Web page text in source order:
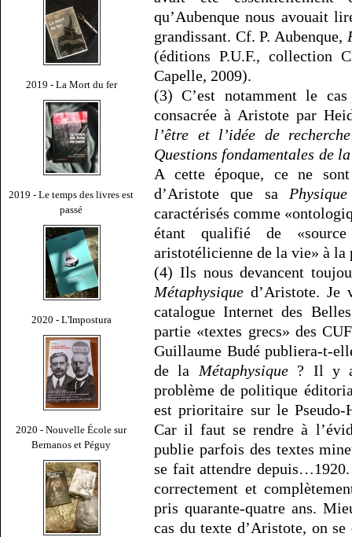
2019 - La Mort du fer
2019 - Le temps des livres est
passé
2020 - L'Impostura
2020 - Nouvelle École sur
Bernanos et Péguy
qu’Aubenque nous avouait
grandissant. Cf. P. Aubenque,
(éditions P.U.F., collection
Capelle, 2009).
(3) C’est notamment le
consacrée à Aristote par
l’être et l’idée de
Questions fondamentales de
A cette époque, ce ne
d’Aristote que sa Physique
caractérisés comme
étant qualifié de
aristotélicienne de la vie» à la
(4) Ils nous devancent
Métaphysique d’Aristote. Je
catalogue Internet des
partie «textes grecs» des
Guillaume Budé publiera-t-
de la Métaphysique? Il y a
problème de politique
est prioritaire sur le Pseudo-
Car il faut se rendre à
publie parfois des textes
se fait attendre
correctement et
pris quarante-quatre ans.
cas du texte d’Aristote, on